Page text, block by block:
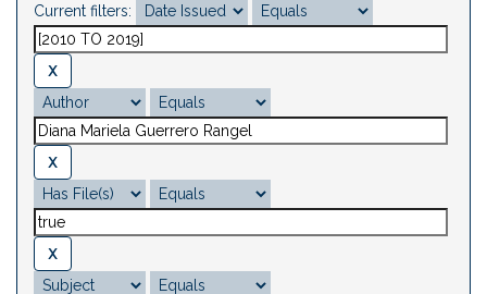
Current filters: